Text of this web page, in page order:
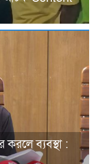
করলে ব্যবস্থা :